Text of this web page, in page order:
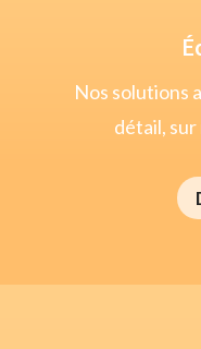
Nos solutions
détail,